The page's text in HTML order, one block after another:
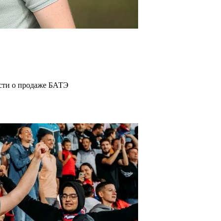
о продаже БАТЭ